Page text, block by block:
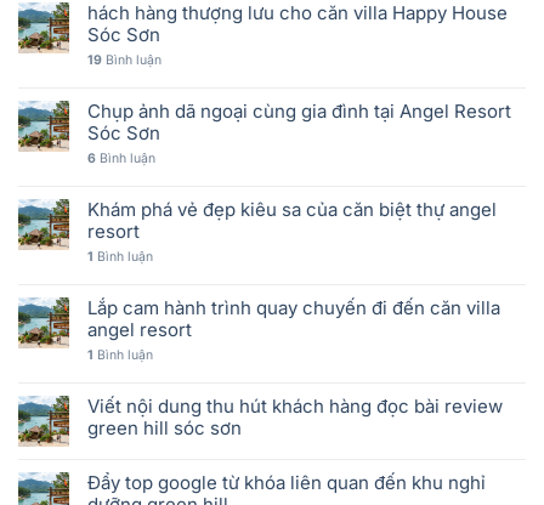
hách hàng thượng lưu cho căn villa Happy House
Sóc Sơn
19 Bình luận
Chụp ảnh dã ngoại cùng gia đình tại Angel Resort
Sóc Sơn
6 Bình luận
Khám phá vẻ đẹp kiêu sa của căn biệt thự angel
resort
1 Bình luận
Lắp cam hành trình quay chuyến đi đến căn villa
angel resort
1 Bình luận
Viết nội dung thu hút khách hàng đọc bài review
green hill sóc sơn
Đẩy top google từ khóa liên quan đến khu nghỉ